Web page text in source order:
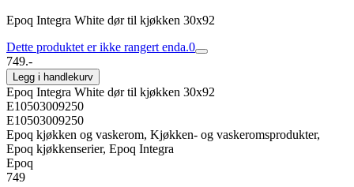
Epoq Integra White dør til kjøkken 30x92
Dette produktet er ikke rangert enda.0
749.-
Legg i handlekurv
Epoq Integra White dør til kjøkken 30x92
E10503009250
E10503009250
Epoq kjøkken og vaskerom, Kjøkken- og vaskeromsprodukter,
Epoq kjøkkenserier, Epoq Integra
Epoq
749